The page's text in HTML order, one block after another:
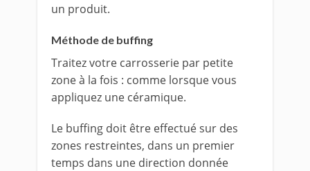
un produit.
Méthode de buffing
Traitez votre carrosserie par petite
zone à la fois : comme lorsque vous
appliquez une céramique.
Le buffing doit être effectué sur des
zones restreintes, dans un premier
temps dans une direction donnée